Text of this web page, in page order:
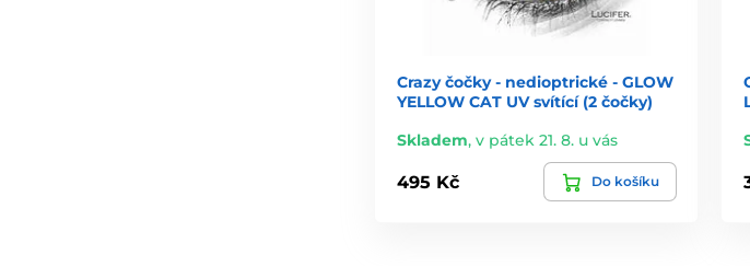
Crazy čočky - nedioptrické - GLOW
YELLOW CAT UV svítící (2 čočky)
Skladem, v pátek 21. 8. u vás
495 Kč Do košíku